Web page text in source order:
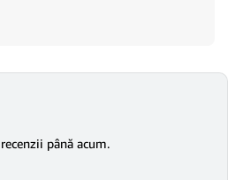
până acum.